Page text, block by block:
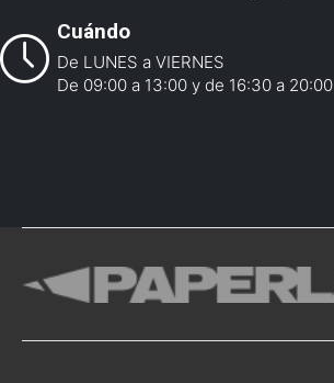
Cuándo
De LUNES a VIERNES
De 09:00 a 13:00 y de 16:30 a 20:00